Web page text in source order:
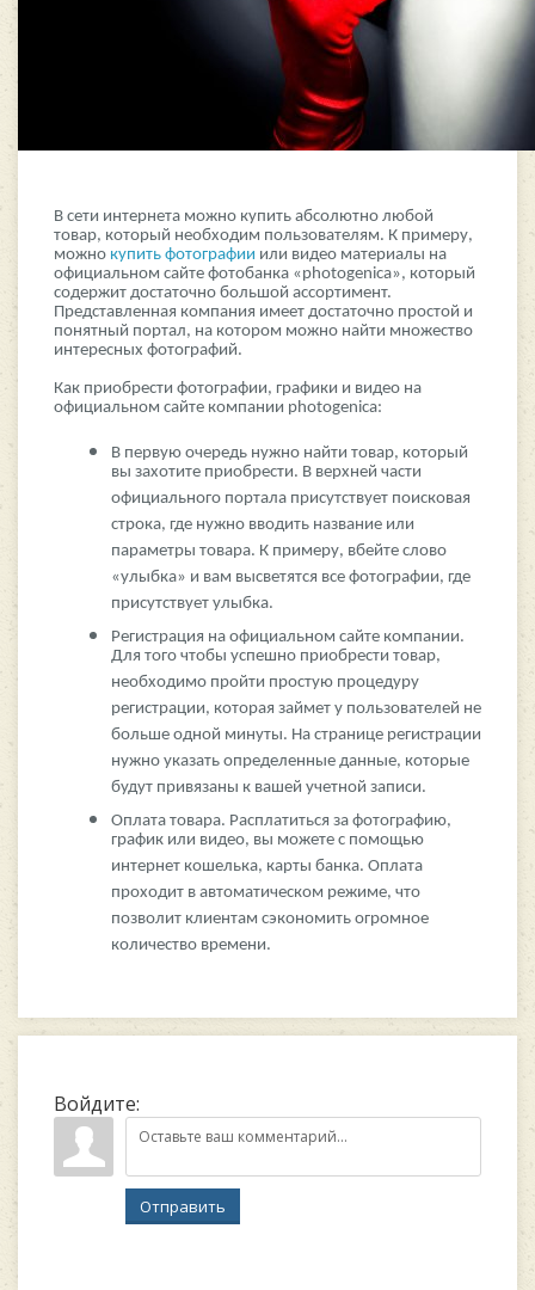
В сети интернета можно купить абсолютно любой
товар, который необходим пользователям. К примеру,
можно купить фотографии или видео материалы на
официальном сайте фотобанка «photogenica», который
содержит достаточно большой ассортимент.
Представленная компания имеет достаточно простой и
понятный портал, на котором можно найти множество
интересных фотографий.
Как приобрести фотографии, графики и видео на
официальном сайте компании photogenica:
В первую очередь нужно найти товар, который
вы захотите приобрести. В верхней части
официального портала присутствует поисковая
строка, где нужно вводить название или
параметры товара. К примеру, вбейте слово
«улыбка» и вам высветятся все фотографии, где
присутствует улыбка.
Регистрация на официальном сайте компании.
Для того чтобы успешно приобрести товар,
необходимо пройти простую процедуру
регистрации, которая займет у пользователей не
больше одной минуты. На странице регистрации
нужно указать определенные данные, которые
будут привязаны к вашей учетной записи.
Оплата товара. Расплатиться за фотографию,
график или видео, вы можете с помощью
интернет кошелька, карты банка. Оплата
проходит в автоматическом режиме, что
позволит клиентам сэкономить огромное
количество времени.
Войдите:
Отправить